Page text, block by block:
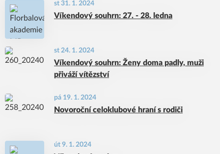
st 31. 1. 2024
Víkendový souhrn: 27. - 28. ledna
st 24. 1. 2024
Víkendový souhrn: Ženy doma padly, muži
přiváží vítězství
pá 19. 1. 2024
Novoroční celoklubové hraní s rodiči
út 9. 1. 2024